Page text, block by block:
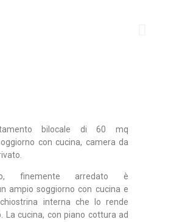
bilocale di 60 mq
con cucina, camera da
finemente arredato è
ampio soggiorno con cucina e
interna che lo rende
La cucina, con piano cottura ad